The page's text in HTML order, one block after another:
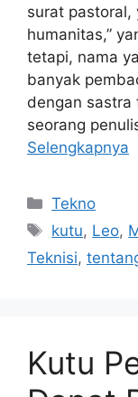
surat pastoral,
humanitas,”
tetapi, nama
banyak
dengan sastra
seorang
Selengkapnya
Kategori
Tekno
Tag
kutu, Leo,
Teknisi,
Kutu